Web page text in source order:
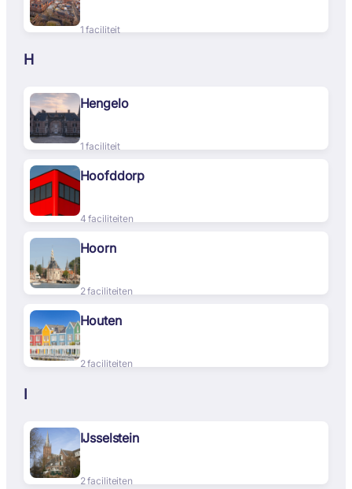
1 faciliteit
H
Hengelo
1 faciliteit
Hoofddorp
4 faciliteiten
Hoorn
2 faciliteiten
Houten
2 faciliteiten
I
IJsselstein
2 faciliteiten